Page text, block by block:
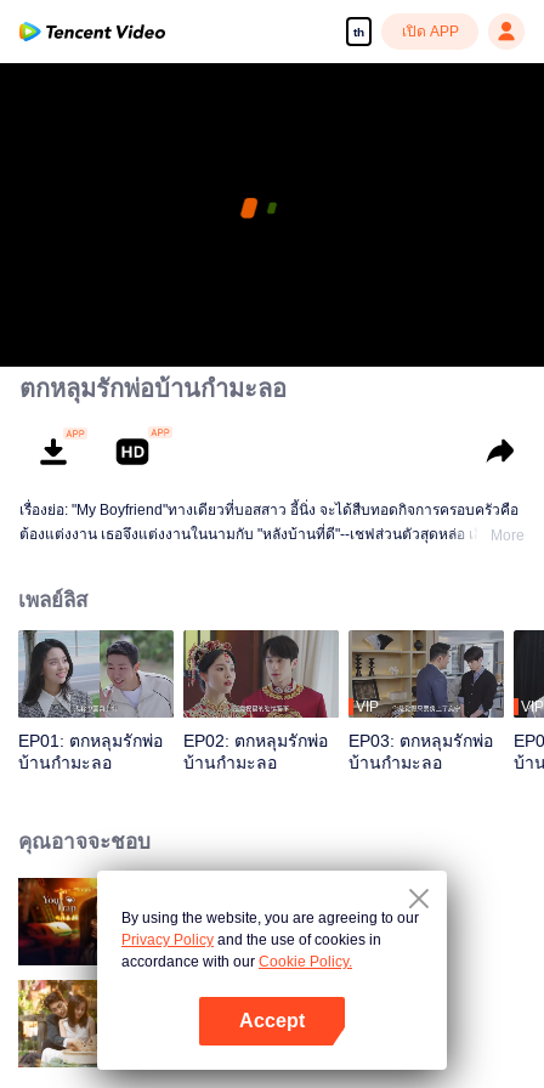
th เปิด APP
ตกหลุมรักพ่อบ้านกำมะลอ
เรื่องย่อ: "My Boyfriend"ทางเดียวที่บอสสาว อี้นิ่ง จะได้สืบทอดกิจการครอบครัวคือ
ต้องแต่งงาน เธอจึงแต่งงานในนามกับ "หลังบ้านที่ดี"--เชฟส่วนตัวสุดหล่อ เสิ่นเชียน
เข้าหาเธอ และเธอก็เต็มใจถลำลึกโดยไม่รู้ตัว
More
เพลย์ลิส
EP01: ตกหลุมรักพ่อ
บ้านกำมะลอ
EP02: ตกหลุมรักพ่อ
บ้านกำมะลอ
VIP
EP03: ตกหลุมรักพ่อ
บ้านกำมะลอ
VIP
บ้า
คุณอาจจะชอบ
กับดักรักลวงใจ
สัญญาว่าจะไม่รัก
By using the website, you are agreeing to our
Privacy Policy and the use of cookies in
accordance with our Cookie Policy.
Accept